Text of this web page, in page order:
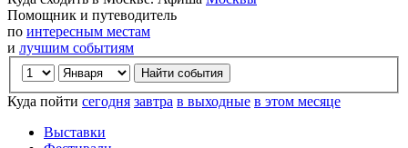
Помощник и путеводитель
по интересным местам
и лучшим событиям
Куда пойти сегодня завтра в выходные в этом месяце
Выставки